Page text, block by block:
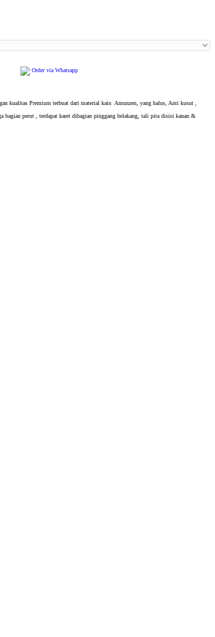
Order via Whatsapp
kualitas Premium terbuat dari material kain Amunzen, yang halus, Anti kusut ,
perut , terdapat karet dibagian pinggang belakang, tali pita disisi kanan &